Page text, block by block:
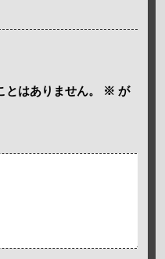
はありません。 ※ が